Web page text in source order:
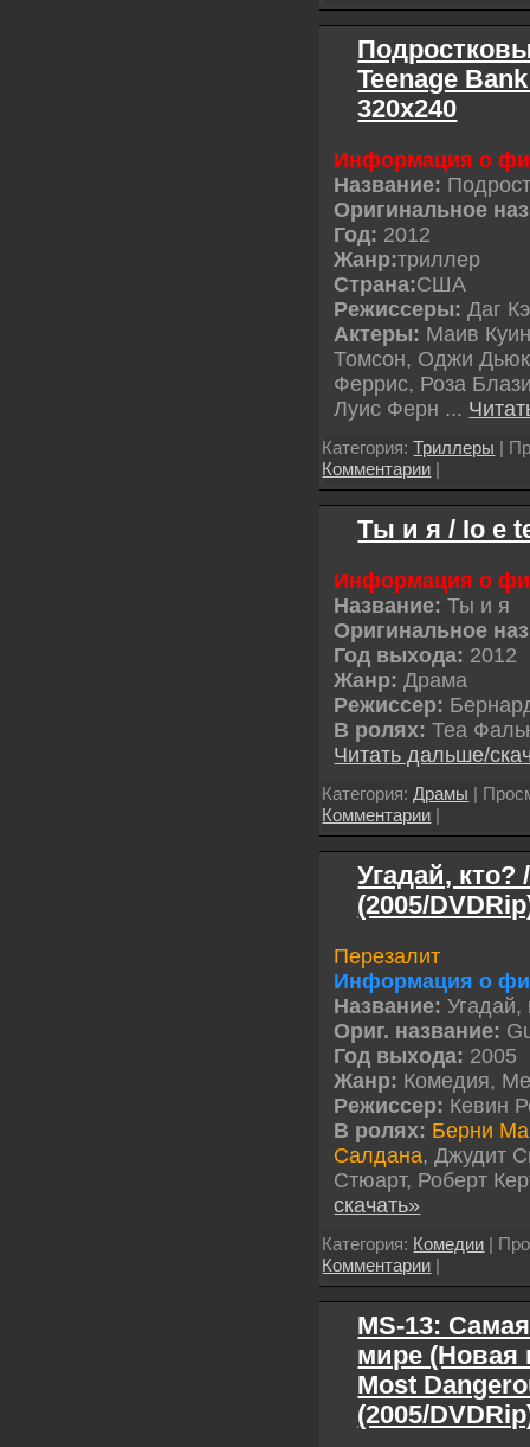
Teenage
320х240
Информация о
Название:
Оригинальное
Год: 2012
Жанр:триллер
Страна:США
Режиссеры: Даг
Актеры: Маив
Томсон, Оджи
Феррис, Роза
Луис Ферн ...
Категория:Триллеры |
Комментарии |
Ты и я / Io e
Информация о
Название: Ты и я
Оригинальное
Год выхода: 2012
Жанр: Драма
Режиссер:
В ролях: Теа
Читать дальше/
Категория: Драмы |
Комментарии |
Угадай, кто?
(2005/
Перезалит
Информация о
Название: Угадай,
Ориг. название:
Год выхода: 2005
Жанр: Комедия,
Режиссер: Кевин
В ролях: Берни
Салдана, Джудит
Стюарт, Роберт
скачать»
Категория: Комедии |
Комментарии |
MS-13:
мире (Новая
Most
(2005/